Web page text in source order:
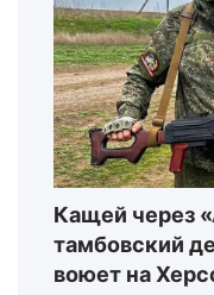
Кащей через
тамбовский
воюет на